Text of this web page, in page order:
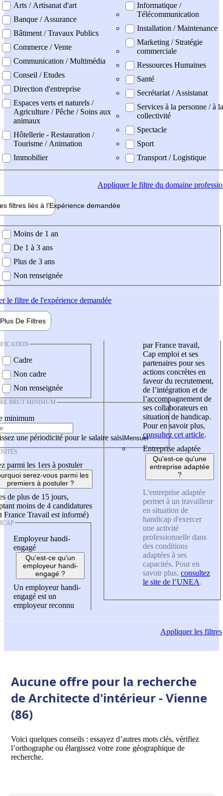
Arts / Artisanat d'art
Banque / Assurance
Bâtiment / Travaux Publics
Commerce / Vente
Communication / Multimédia
Conseil / Etudes
Direction d'entreprise
Espaces verts et naturels /
Agriculture / Pêche / Soins aux
animaux
Hôtellerie - Restauration /
Tourisme / Animation
Immobilier
Informatique /
Télécommunication
Installation / Maintenance
Marketing / Stratégie
commerciale
Ressources Humaines
Santé
Secrétariat / Assistanat
Services à la personne / à la
collectivité
Spectacle
Sport
Transport / Logistique
Appliquerle filtre du domaine
filtres liés à l'Expérience demandée
demandée
Moins de 1 an
De 1 à 3 ans
Plus de 3 ans
Non renseignée
le filtre de l'expérience demandée
Plus De Filtres
Cadre
Non cadre
Non renseignée
BRUT MINIMUM
minimum
une périodicité pour le salaire saisi
parmi les 1ers à postuler
serez-vous parmi les
premiers à postuler ?
de plus de 15 jours,
moins de 4 candidatures
France Travail est informé)
Employeur handi-
engagé
Qu'est-ce qu'un
employeur handi-
engagé ?
Un employeur handi-
engagé est un
employeur reconnu
par France travail,
Cap emploi et ses
partenaires pour ses
actions concrètes en
faveur du recrutement,
de l’intégration et de
l’accompagnement de
ses collaborateurs en
situation de handicap.
Pour en savoir plus,
consultez cet article.
Entreprise adaptée
Qu'est-ce qu'une
entreprise adaptée
?
L'entreprise adaptée
permet à un travailleur
en situation de
handicap d'exercer
une activité
professionnelle dans
des conditions
adaptées à ses
capacités. Pour en
savoir plus, consultez
le site de l’UNEA.
Appliquerles filtres
Aucune offre pour la recherche
de Architecte d'intérieur - Vienne
(86)
Voici quelques conseils : essayez d’autres mots clés, vérifiez
l’orthographe ou élargissez votre zone géographique de
recherche.